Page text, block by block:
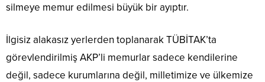
silmeye memur edilmesi büyük bir ayıptır.
İlgisiz alakasız yerlerden toplanarak TÜBİTAK’ta
görevlendirilmiş AKP’li memurlar sadece kendilerine
değil, sadece kurumlarına değil, milletimize ve ülkemize